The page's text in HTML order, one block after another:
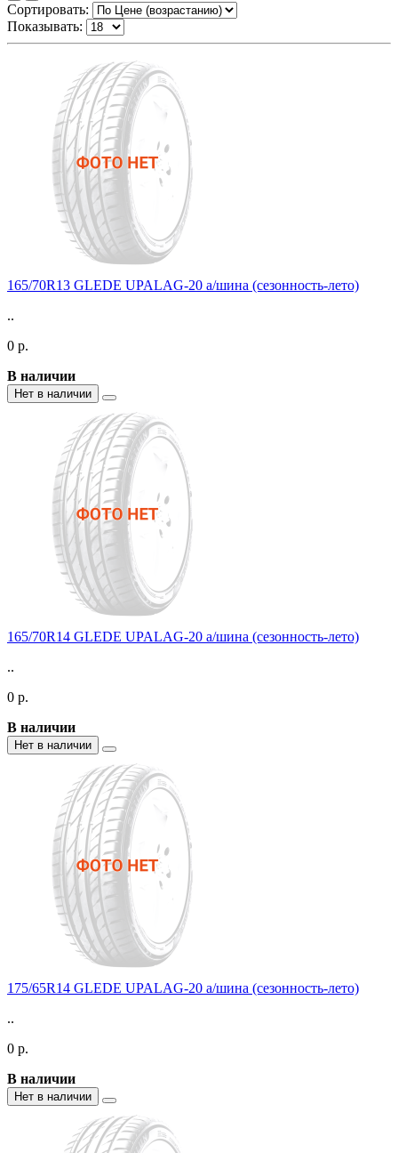
Сортировать:
Показывать:
165/70R13 GLEDE UPALAG-20 а/шина (сезонность-лето)
..
0 р.
В наличии
Нет в наличии
165/70R14 GLEDE UPALAG-20 а/шина (сезонность-лето)
..
0 р.
В наличии
Нет в наличии
175/65R14 GLEDE UPALAG-20 а/шина (сезонность-лето)
..
0 р.
В наличии
Нет в наличии